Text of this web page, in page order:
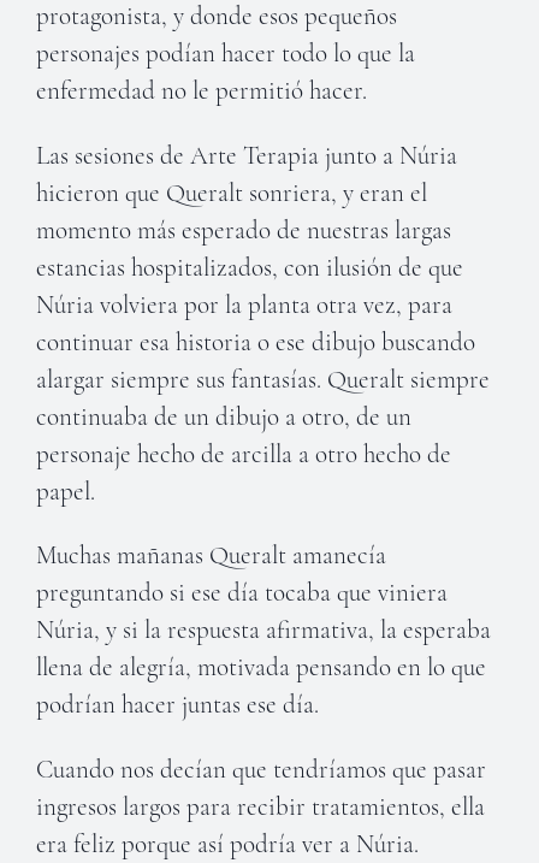
protagonista, y donde esos pequeños
personajes podían hacer todo lo que la
enfermedad no le permitió hacer.
Las sesiones de Arte Terapia junto a Núria
hicieron que Queralt sonriera, y eran el
momento más esperado de nuestras largas
estancias hospitalizados, con ilusión de que
Núria volviera por la planta otra vez, para
continuar esa historia o ese dibujo buscando
alargar siempre sus fantasías. Queralt siempre
continuaba de un dibujo a otro, de un
personaje hecho de arcilla a otro hecho de
papel.
Muchas mañanas Queralt amanecía
preguntando si ese día tocaba que viniera
Núria, y si la respuesta afirmativa, la esperaba
llena de alegría, motivada pensando en lo que
podrían hacer juntas ese día.
Cuando nos decían que tendríamos que pasar
ingresos largos para recibir tratamientos, ella
era feliz porque así podría ver a Núria.